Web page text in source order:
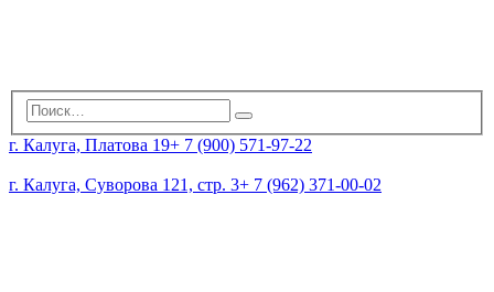
г. Калуга, Платова 19+ 7 (900) 571-97-22
г. Калуга, Суворова 121, стр. 3+ 7 (962) 371-00-02